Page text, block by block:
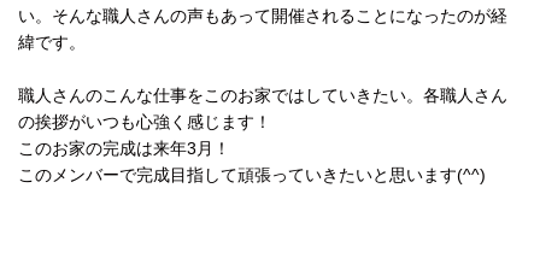
い。そんな職人さんの声もあって開催されることになったのが経
緯です。
職人さんのこんな仕事をこのお家ではしていきたい。各職人さん
の挨拶がいつも心強く感じます！
このお家の完成は来年3月！
このメンバーで完成目指して頑張っていきたいと思います(^^)